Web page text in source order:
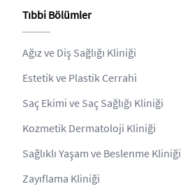
Tıbbi Bölümler
Ağız ve Diş Sağlığı Kliniği
Estetik ve Plastik Cerrahi
Saç Ekimi ve Saç Sağlığı Kliniği
Kozmetik Dermatoloji Kliniği
Sağlıklı Yaşam ve Beslenme Kliniği
Zayıflama Kliniği